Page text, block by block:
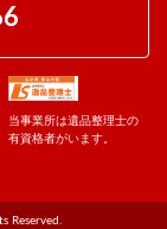
当事業所は遺品整理士の
有資格者がいます。
Reserved.